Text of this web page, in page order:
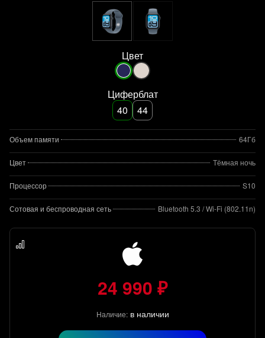
Цвет
Циферблат
40
44
Объем памяти 64Гб
Цвет Тёмная ночь
Процессор S10
Сотовая и беспроводная сеть Bluetooth 5.3 / Wi-Fi (802.11n)
24 990 ₽
Наличие: в наличии